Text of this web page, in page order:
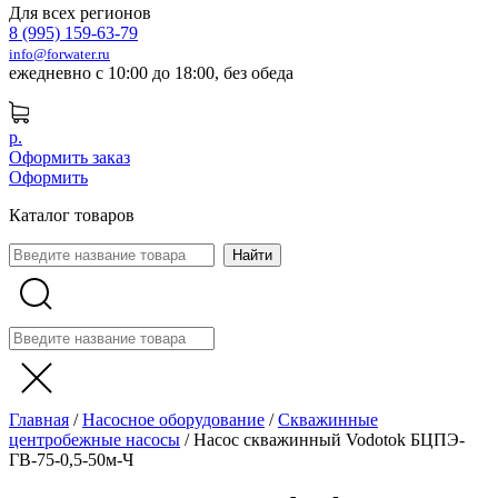
Для всех регионов
8 (995) 159-63-79
info@forwater.ru
ежедневно с 10:00 до 18:00, без обеда
р.
Оформить заказ
Оформить
Каталог товаров
Главная /Насосное оборудование /Скважинные
центробежные насосы /Насос скважинный Vodotok БЦПЭ-
ГВ-75-0,5-50м-Ч